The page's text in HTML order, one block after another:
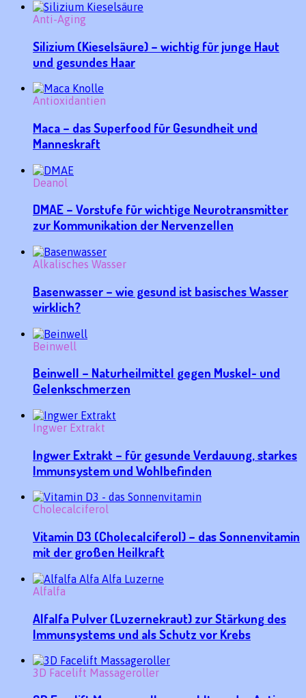
Anti-Aging
Silizium (Kieselsäure) – wichtig für junge Haut
und gesundes Haar
Antioxidantien
Maca – das Superfood für Gesundheit und
Manneskraft
Deanol
DMAE – Vorstufe für wichtige Neurotransmitter
zur Kommunikation der Nervenzellen
Alkalisches Wasser
Basenwasser – wie gesund ist basisches Wasser
wirklich?
Beinwell
Beinwell – Naturheilmittel gegen Muskel- und
Gelenkschmerzen
Ingwer Extrakt
Ingwer Extrakt – für gesunde Verdauung, starkes
Immunsystem und Wohlbefinden
Cholecalciferol
Vitamin D3 (Cholecalciferol) – das Sonnenvitamin
mit der großen Heilkraft
Alfalfa
Alfalfa Pulver (Luzernekraut) zur Stärkung des
Immunsystems und als Schutz vor Krebs
3D Facelift Massageroller